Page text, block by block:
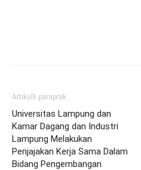
Artikulli paraprak
Universitas Lampung dan
Kamar Dagang dan Industri
Lampung Melakukan
Penjajakan Kerja Sama Dalam
Bidang Pengembangan